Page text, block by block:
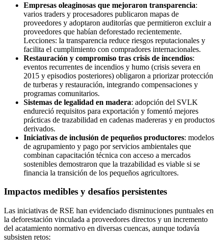
Empresas oleaginosas que mejoraron transparencia:
varios traders y procesadores publicaron mapas de
proveedores y adoptaron auditorías que permitieron excluir a
proveedores que habían deforestado recientemente.
Lecciones: la transparencia reduce riesgos reputacionales y
facilita el cumplimiento con compradores internacionales.
Restauración y compromiso tras crisis de incendios:
eventos recurrentes de incendios y humo (crisis severa en
2015 y episodios posteriores) obligaron a priorizar protección
de turberas y restauración, integrando compensaciones y
programas comunitarios.
Sistemas de legalidad en madera: adopción del SVLK
endureció requisitos para exportación y fomentó mejores
prácticas de trazabilidad en cadenas madereras y en productos
derivados.
Iniciativas de inclusión de pequeños productores: modelos
de agrupamiento y pago por servicios ambientales que
combinan capacitación técnica con acceso a mercados
sostenibles demostraron que la trazabilidad es viable si se
financia la transición de los pequeños agricultores.
Impactos medibles y desafíos persistentes
Las iniciativas de RSE han evidenciado disminuciones puntuales en
la deforestación vinculada a proveedores directos y un incremento
del acatamiento normativo en diversas cuencas, aunque todavía
subsisten retos: